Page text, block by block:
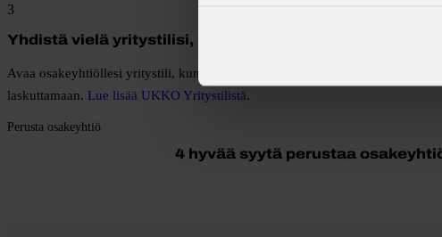
3
Yhdistä vielä yritystilisi, niin olet valmis
Avaa osakeyhtiöllesi yritystili, kun kaupparekisteröinti on valmis ja yhdistä
laskuttamaan. Lue lisää UKKO Yritystilistä.
Perusta osakeyhtiö
4 hyvää syytä perustaa